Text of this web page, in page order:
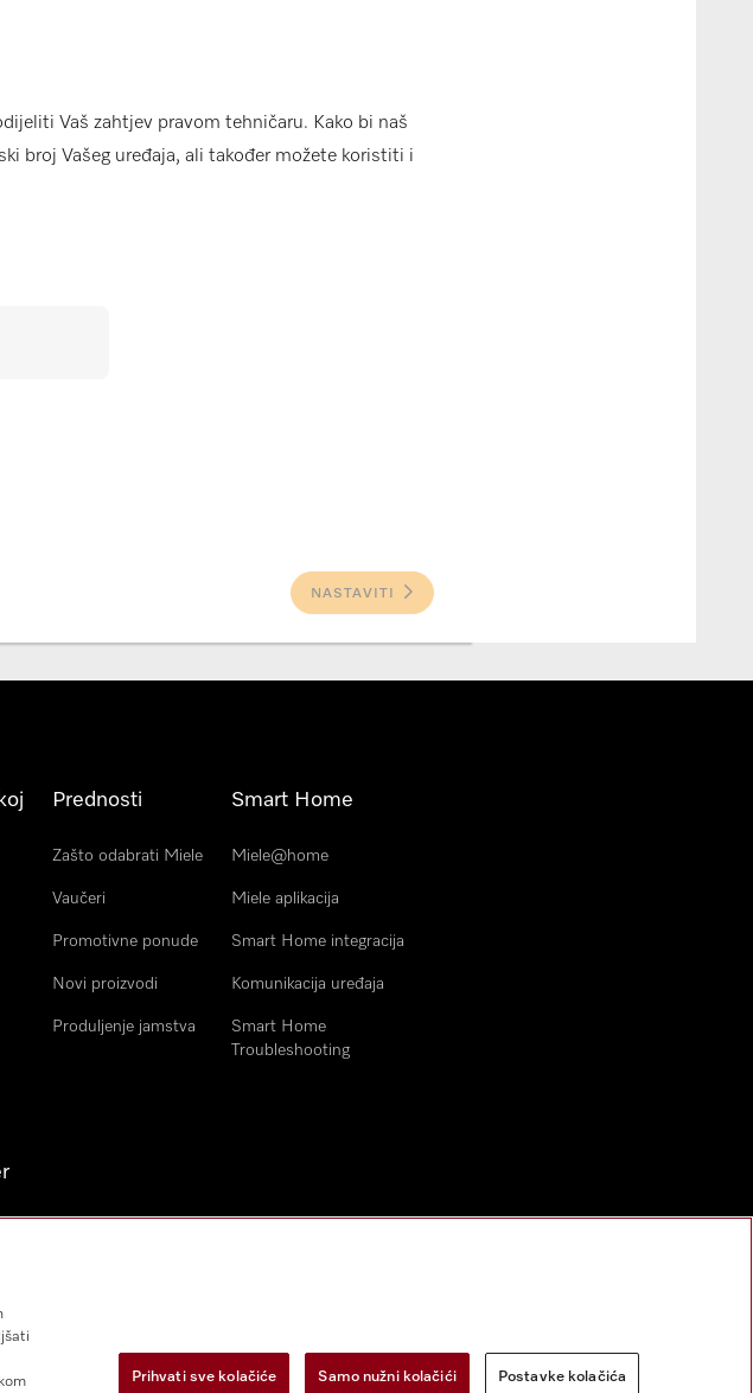
Vaš zahtjev pravom tehničaru. Kako bi naš
broj Vašeg uređaja, ali također možete koristiti i
NASTAVITI
Prednosti
Zašto odabrati Miele
Vaučeri
Promotivne ponude
Novi proizvodi
Produljenje jamstva
Smart Home
Miele@home
Miele aplikacija
Smart Home integracija
Komunikacija uređaja
Smart Home
Troubleshooting
Prihvati sve kolačiće Samo nužni kolačići Postavke kolačića